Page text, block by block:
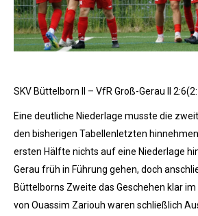
SKV Büttelborn II – VfR Groß-Gerau II
Eine deutliche Niederlage musste die
den bisherigen Tabellenletzten
ersten Hälfte nichts auf eine Niederlage
Gerau früh in Führung gehen, doch
Büttelborns Zweite das Geschehen klar
von Ouassim Zariouh waren schließlich